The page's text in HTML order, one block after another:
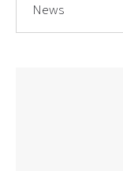
News